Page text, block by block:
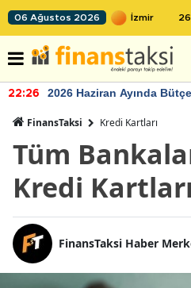
06 Ağustos 2026 26
22:26 2026 Haziran Ayında Bütçe
FinansTaksi Kredi Kartları
Tüm
Kredi Kartları
FinansTaksi Haber